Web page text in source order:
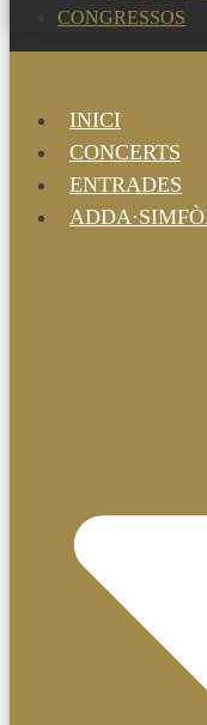
CONGRESSOS
INICI
CONCERTS
ENTRADES